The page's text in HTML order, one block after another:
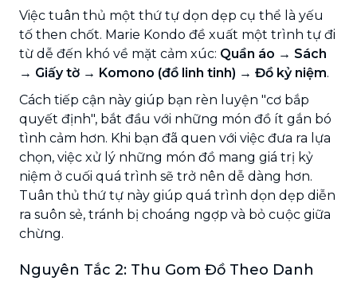
Việc tuân thủ một thứ tự dọn dẹp cụ thể là yếu
tố then chốt. Marie Kondo đề xuất một trình tự đi
từ dễ đến khó về mặt cảm xúc: Quần áo → Sách
→ Giấy tờ → Komono (đồ linh tinh) → Đồ kỷ niệm.
Cách tiếp cận này giúp bạn rèn luyện "cơ bắp
quyết định", bắt đầu với những món đồ ít gắn bó
tình cảm hơn. Khi bạn đã quen với việc đưa ra lựa
chọn, việc xử lý những món đồ mang giá trị kỷ
niệm ở cuối quá trình sẽ trở nên dễ dàng hơn.
Tuân thủ thứ tự này giúp quá trình dọn dẹp diễn
ra suôn sẻ, tránh bị choáng ngợp và bỏ cuộc giữa
chừng.
Nguyên Tắc 2: Thu Gom Đồ Theo Danh